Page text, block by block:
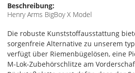
Beschreibung:
Henry Arms BigBoy X Model
Die robuste Kunststoffausstattung
sorgenfreie Alternative zu unserem
verfügt über Riemenbügelösen, eine
M-Lok-Zubehörschlitze am